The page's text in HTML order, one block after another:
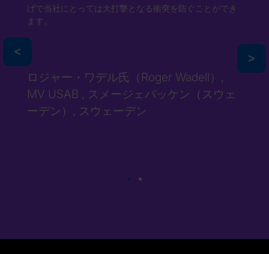
げで当社にとっては大打撃となる衝突を防ぐことができ
ます。
ロジャー・ワデル氏（Roger Wadell）,
MV USAB , スメージェバッケン（スウェ
ーデン）, スウェーデン
> >